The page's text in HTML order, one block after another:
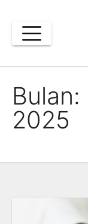
content
Bulan:
2025